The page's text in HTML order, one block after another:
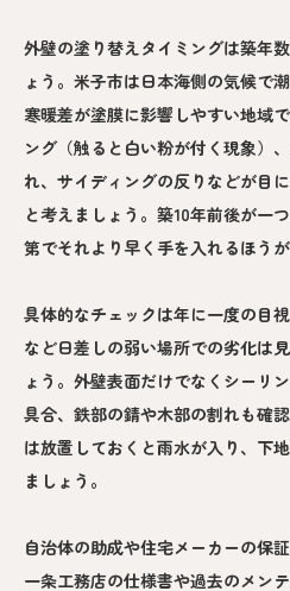
外壁の塗り替えタイミングは築年
ょう。米子市は日本海側の気候で
寒暖差が塗膜に影響しやすい地域
ング（触ると白い粉が付く現象）
れ、サイディングの反りなどが目
と考えましょう。築10年前後が一
第でそれより早く手を入れるほう
具体的なチェックは年に一度の目
など日差しの弱い場所での劣化は
ょう。外壁表面だけでなくシーリ
具合、鉄部の錆や木部の割れも確
は放置しておくと雨水が入り、下
ましょう。
自治体の助成や住宅メーカーの保
一条工務店の仕様書や過去のメン